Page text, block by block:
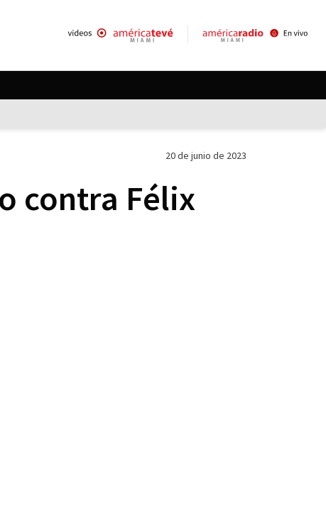
20 de junio de 2023
contra Félix